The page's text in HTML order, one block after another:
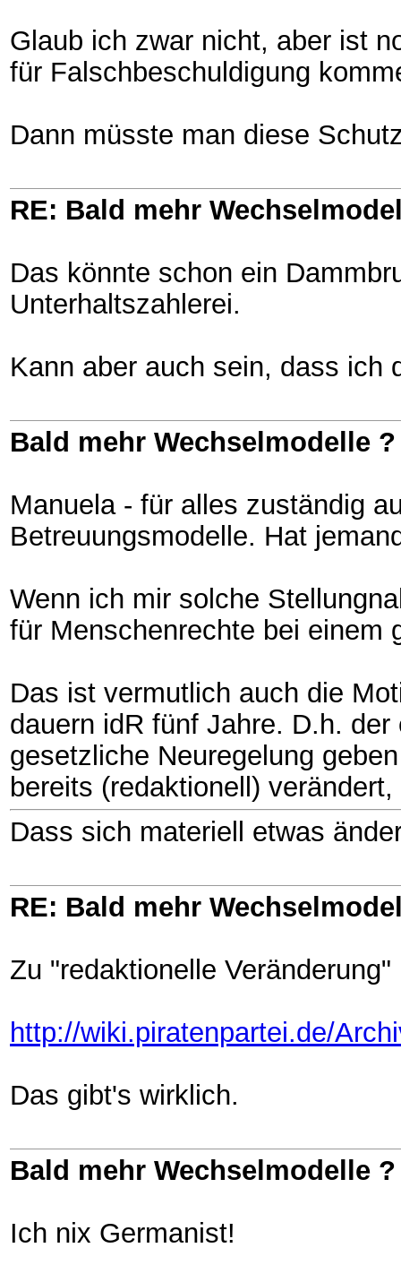
Glaub ich zwar nicht, aber ist
für Falschbeschuldigung
Dann müsste man diese
RE: Bald mehr
Das könnte schon ein
Unterhaltszahlerei.
Kann aber auch sein, dass ich
Bald mehr Wechselmodelle ?
Manuela - für alles zuständig
Betreuungsmodelle. Hat
Wenn ich mir solche
für Menschenrechte bei einem
Das ist vermutlich auch die
dauern idR fünf Jahre. D.h.
gesetzliche Neuregelung
bereits (redaktionell)
Dass sich materiell etwas
RE: Bald mehr
Zu "redaktionelle
http://wiki.piratenpartei.de/
Das gibt's wirklich.
Bald mehr Wechselmodelle ?
Ich nix Germanist!